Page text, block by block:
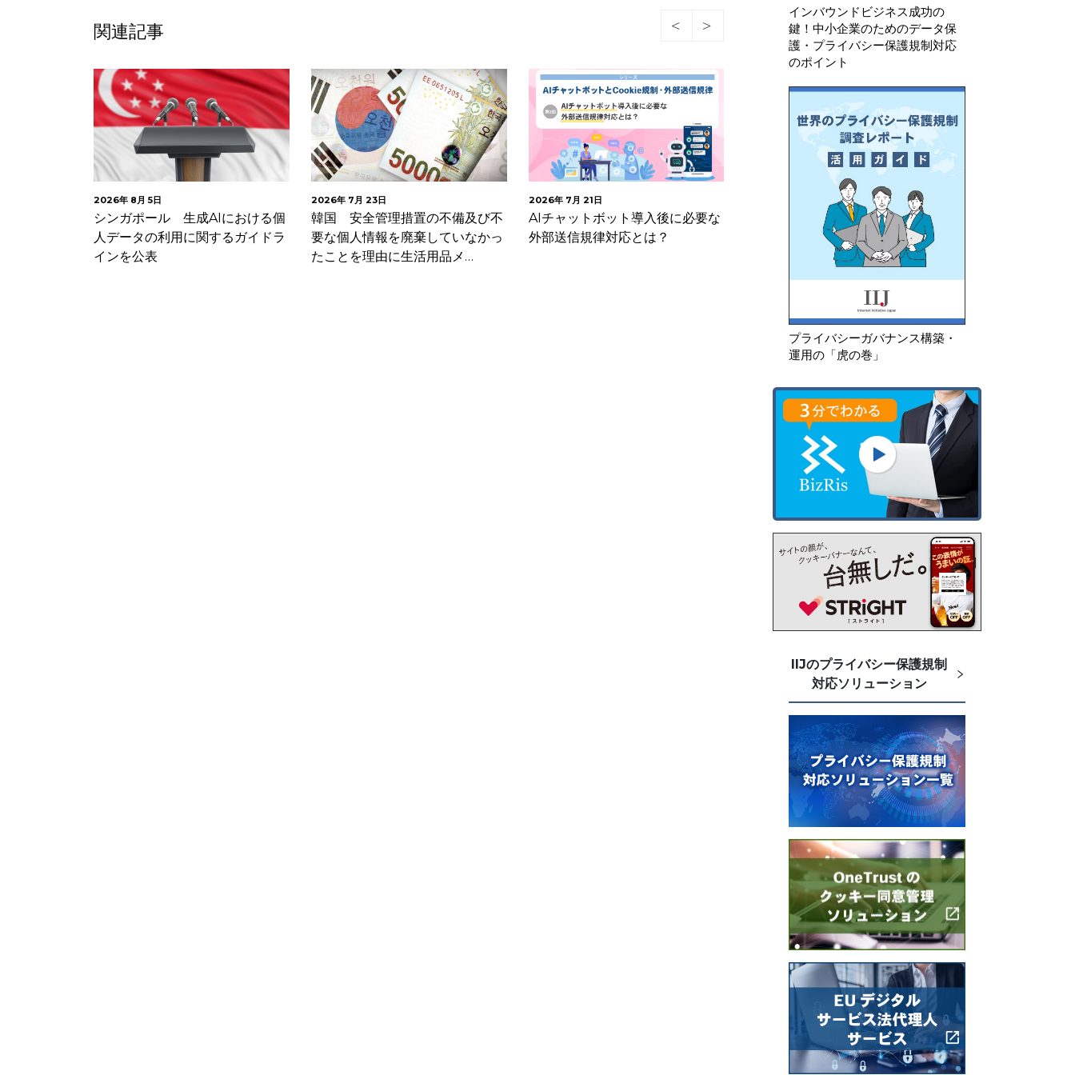
関連記事
2026年 8月 5日
シンガポール 生成AIにおける個
人データの利用に関するガイドラ
インを公表
2026年 7月 23日
韓国 安全管理措置の不備及び不
要な個人情報を廃棄していなかっ
たことを理由に生活用品メ…
2026年 7月 21日
AIチャットボット導入後に必要な
外部送信規律対応とは？
AIチャットボットに外部送信規律
は適用される？
インバウンドビジネス成功の
鍵！中小企業のためのデータ保
護・プライバシー保護規制対応
のポイント
プライバシーガバナンス構築・
運用の「虎の巻」
IIJのプライバシー保護規制
対応ソリューション